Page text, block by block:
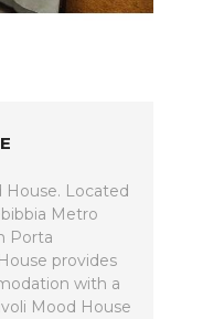
House. Located
Metro
Porta
provides
with a
Mood House